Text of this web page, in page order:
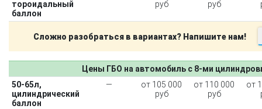
тороидальный
баллон
руб руб
Сложно разобраться в вариантах? Напишите нам!
Цены ГБО на автомобиль с 8-ми
50-65л,
цилиндрический
баллон
—
от 105 000
руб
от 110 000
руб
от